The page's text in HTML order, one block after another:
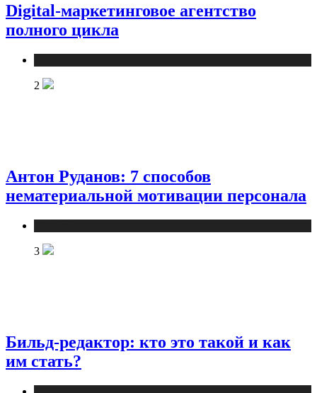
Digital-маркетинговое агентство
полного цикла
2
Антон Руданов: 7 способов
нематериальной мотивации персонала
3
Бильд-редактор: кто это такой и как
им стать?